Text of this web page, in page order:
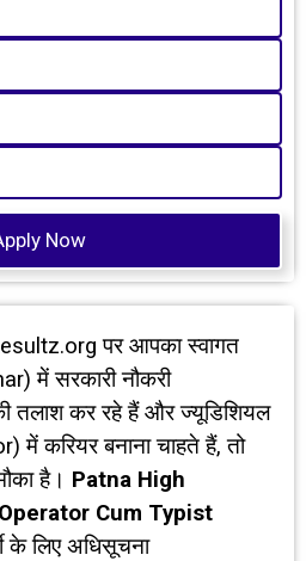
Now
पर आपका स्वागत
में सरकारी नौकरी
तलाश कर रहे हैं और ज्यूडिशियल
करियर बनाना चाहते हैं, तो
है। Patna High
Cum Typist
के लिए अधिसूचना